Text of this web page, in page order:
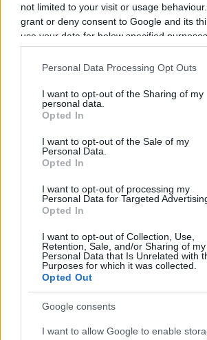
not limited to your visit or usage
grant or deny consent to Google and its
use your data for below specified
consent section.
Personal Data Processing Opt Outs
I want to opt-out of the Sharing of my
personal data.
Opted In
I want to opt-out of the Sale of my
Personal Data.
Opted In
I want to opt-out of processing my
Personal Data for Targeted
Opted In
I want to opt-out of Collection, Use,
Retention, Sale, and/or Sharing of my
Personal Data that Is Unrelated with
Purposes for which it was collected.
Opted Out
Google consents
I want to allow Google to enable
Programme TV Rugby>Champions
Harlequins - Bayonne
Dimanche 14